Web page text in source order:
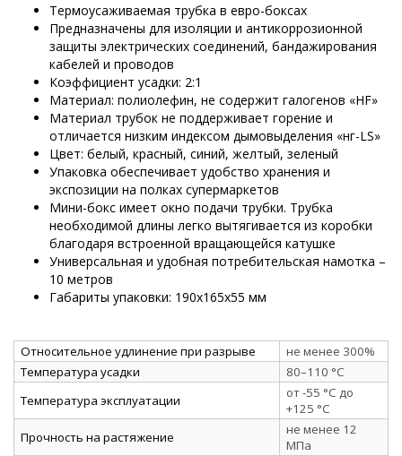
Термоусаживаемая трубка в евро-боксах
Предназначены для изоляции и антикоррозионной
защиты электрических соединений, бандажирования
кабелей и проводов
Коэффициент усадки: 2:1
Материал: полиолефин, не содержит галогенов «HF»
Материал трубок не поддерживает горение и
отличается низким индексом дымовыделения «нг-LS»
Цвет: белый, красный, синий, желтый, зеленый
Упаковка обеспечивает удобство хранения и
экспозиции на полках супермаркетов
Мини-бокс имеет окно подачи трубки. Трубка
необходимой длины легко вытягивается из коробки
благодаря встроенной вращающейся катушке
Универсальная и удобная потребительская намотка –
10 метров
Габариты упаковки: 190х165х55 мм
Относительное удлинение при разрыве
не менее 300%
Температура усадки
80–110 °C
Температура эксплуатации
от -55 °C до
+125 °C
Прочность на растяжение
не менее 12
МПа